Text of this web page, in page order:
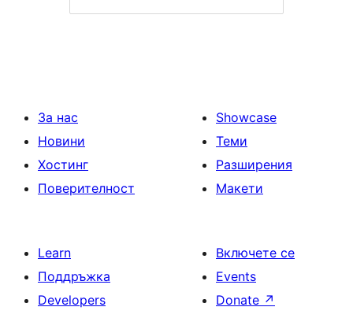
За нас
Новини
Хостинг
Поверителност
Showcase
Теми
Разширения
Макети
Learn
Поддръжка
Developers
Включете се
Events
Donate ↗